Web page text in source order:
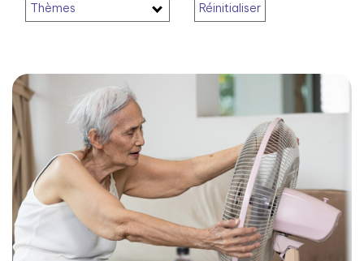
Thèmes Réinitialiser